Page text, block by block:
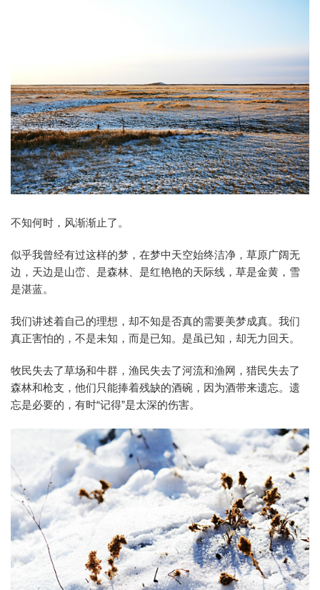
不知何时，风渐渐止了。
似乎我曾经有过这样的梦，在梦中天空始终洁净，草原广阔无
边，天边是山峦、是森林、是红艳艳的天际线，草是金黄，雪
是湛蓝。
我们讲述着自己的理想，却不知是否真的需要美梦成真。我们
真正害怕的，不是未知，而是已知。是虽已知，却无力回天。
牧民失去了草场和牛群，渔民失去了河流和渔网，猎民失去了
森林和枪支，他们只能捧着残缺的酒碗，因为酒带来遗忘。遗
忘是必要的，有时“记得”是太深的伤害。